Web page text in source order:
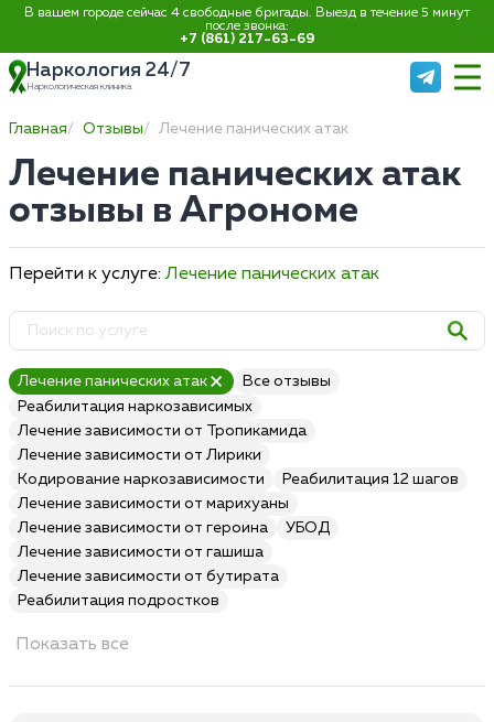
В вашем городе сейчас 4 свободные бригады. Выезд в течение 5 минут
после звонка:
+7 (861) 217-63-69
Наркология 24/7
Наркологическая клиника
Главная Отзывы Лечение панических атак
Лечение панических атак
отзывы в Агрономе
Перейти к услуге:Лечение панических атак
Лечение панических атак
Все отзывы
Реабилитация наркозависимых
Лечение зависимости от Тропикамида
Лечение зависимости от Лирики
Кодирование наркозависимости
Реабилитация 12 шагов
Лечение зависимости от марихуаны
Лечение зависимости от героина
УБОД
Лечение зависимости от гашиша
Лечение зависимости от бутирата
Реабилитация подростков
Показать все